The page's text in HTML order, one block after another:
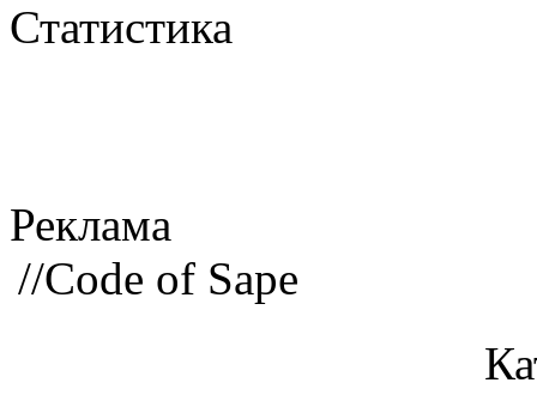
Статистика
Реклама
//Code of Sape